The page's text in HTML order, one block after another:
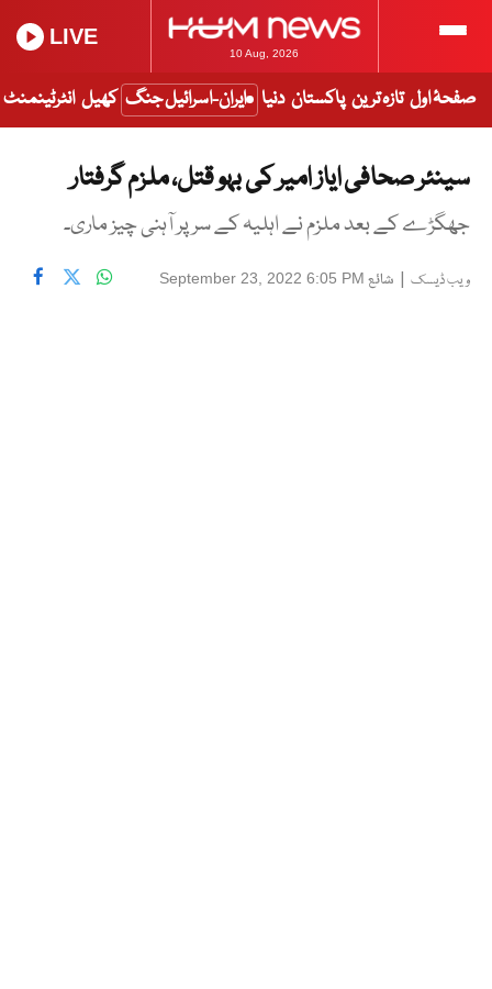
10 Aug, 2026
LIVE
صفحۂ اول تازہ ترین پاکستان دنیا ایران-اسرائیل جنگ کھیل انٹرٹینمنٹ
سینئر صحافی ایاز امیر کی بہو قتل، ملزم گرفتار
جھگڑے کے بعد ملزم نے اہلیہ کے سر پر آہنی چیز ماری۔
ویب ڈیسک | شائع September 23, 2022 6:05 PM